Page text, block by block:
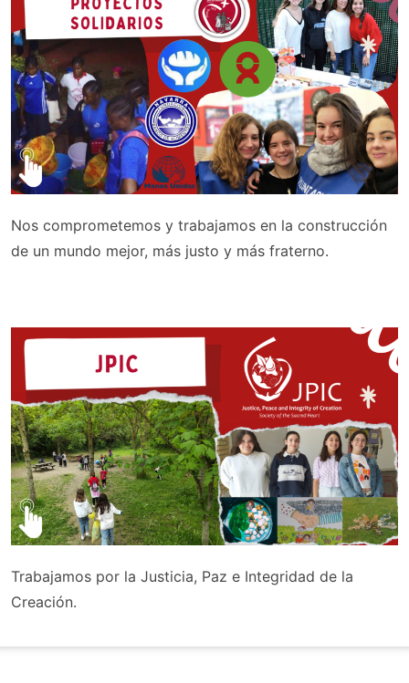
Nos comprometemos y trabajamos en la construcción
de un mundo mejor, más justo y más fraterno.
Trabajamos por la Justicia, Paz e Integridad de la
Creación.